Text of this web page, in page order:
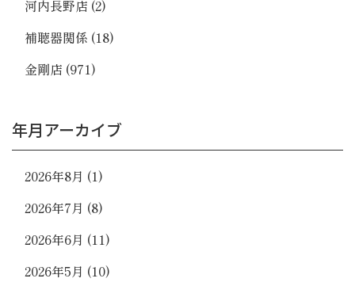
河内長野店 (2)
補聴器関係 (18)
金剛店 (971)
年月アーカイブ
2026年8月 (1)
2026年7月 (8)
2026年6月 (11)
2026年5月 (10)